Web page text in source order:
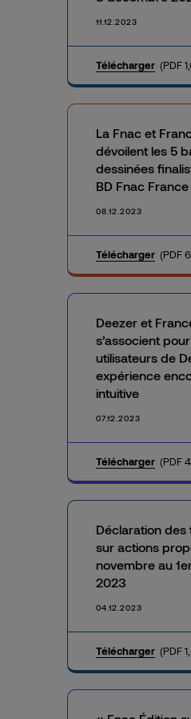
11.12.2023
Télécharger (PDF
La Fnac et
dévoilent les 5
dessinées
BD Fnac
08.12.2023
Télécharger (PDF
Deezer et
s’associent
utilisateurs de
expérience
intuitive
07.12.2023
Télécharger (PDF
Déclaration des
sur actions
novembre au
2023
04.12.2023
Télécharger (PDF